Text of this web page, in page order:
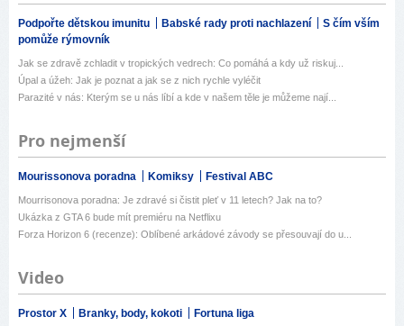
Podpořte dětskou imunitu Babské rady proti nachlazení
S čím vším
pomůže rýmovník
Jak se zdravě zchladit v tropických vedrech: Co pomáhá a kdy už riskuj...
Úpal a úžeh: Jak je poznat a jak se z nich rychle vyléčit
Parazité v nás: Kterým se u nás líbí a kde v našem těle je můžeme nají...
Pro nejmenší
Mourissonova poradna Komiksy Festival ABC
Mourrisonova poradna: Je zdravé si čistit pleť v 11 letech? Jak na to?
Ukázka z GTA 6 bude mít premiéru na Netflixu
Forza Horizon 6 (recenze): Oblíbené arkádové závody se přesouvají do u...
Video
Prostor X Branky, body, kokoti Fortuna liga